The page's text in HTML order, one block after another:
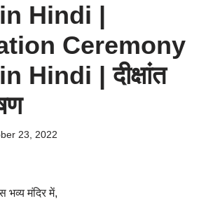
Hindi |
Ceremony
Hindi | दीक्षांत
23, 2022
भव्य मंदिर में,